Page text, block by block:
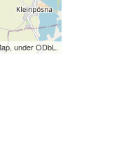
under ODbL.